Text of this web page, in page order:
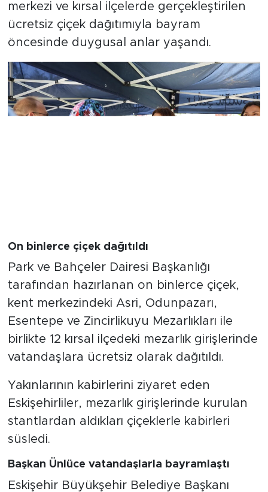
merkezi ve kırsal ilçelerde gerçekleştirilen
ücretsiz çiçek dağıtımıyla bayram
öncesinde duygusal anlar yaşandı.
On binlerce çiçek dağıtıldı
Park ve Bahçeler Dairesi Başkanlığı
tarafından hazırlanan on binlerce çiçek,
kent merkezindeki Asri, Odunpazarı,
Esentepe ve Zincirlikuyu Mezarlıkları ile
birlikte 12 kırsal ilçedeki mezarlık girişlerinde
vatandaşlara ücretsiz olarak dağıtıldı.
Yakınlarının kabirlerini ziyaret eden
Eskişehirliler, mezarlık girişlerinde kurulan
stantlardan aldıkları çiçeklerle kabirleri
süsledi.
Başkan Ünlüce vatandaşlarla bayramlaştı
Eskişehir Büyükşehir Belediye Başkanı